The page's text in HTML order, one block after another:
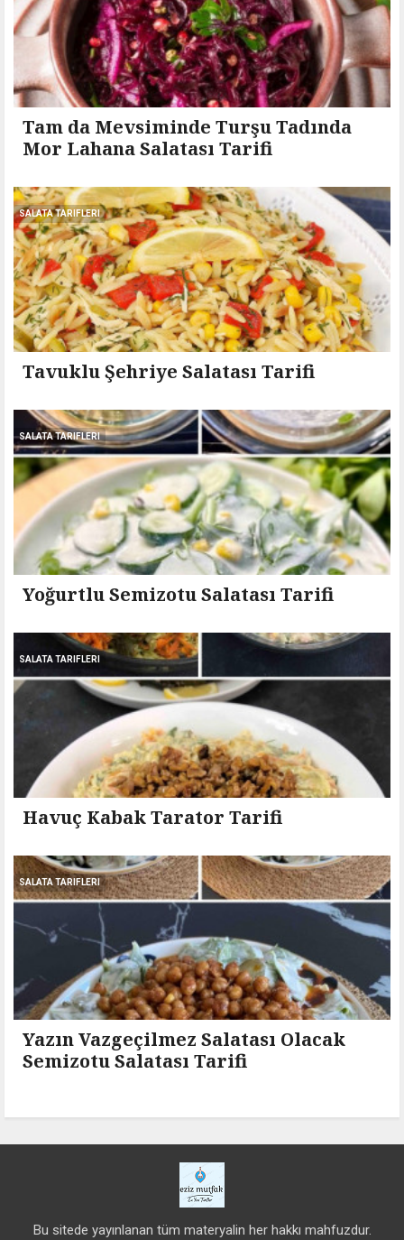
Tam da Mevsiminde Turşu Tadında
Mor Lahana Salatası Tarifi
SALATA TARIFLERI
Tavuklu Şehriye Salatası Tarifi
SALATA TARIFLERI
Yoğurtlu Semizotu Salatası Tarifi
SALATA TARIFLERI
Havuç Kabak Tarator Tarifi
SALATA TARIFLERI
Yazın Vazgeçilmez Salatası Olacak
Semizotu Salatası Tarifi
Bu sitede yayınlanan tüm materyalin her hakkı mahfuzdur.